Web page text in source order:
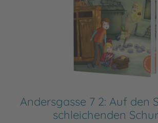
Andersgasse 7 2: Auf den
schleichenden